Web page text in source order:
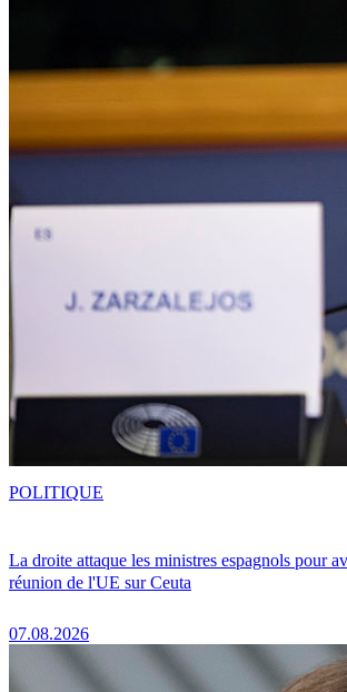
La droite attaque les ministres espagnols pour
réunion de l'UE sur Ceuta
07.08.2026
POLITIQUE